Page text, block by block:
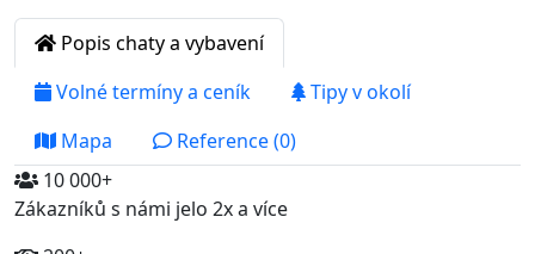
Popis chaty a vybavení
Volné termíny a ceník
Tipy v okolí
Mapa
Reference (0)
10 000+
Zákazníků s námi jelo 2x a více